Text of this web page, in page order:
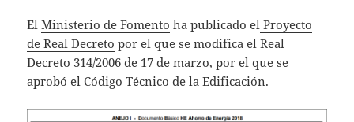
ElMinisterio de Fomento ha publicado el Proyecto
de Real Decreto por el que se modifica el Real
Decreto 314/2006 de 17 de marzo, por el que se
aprobó el Código Técnico de la Edificación.